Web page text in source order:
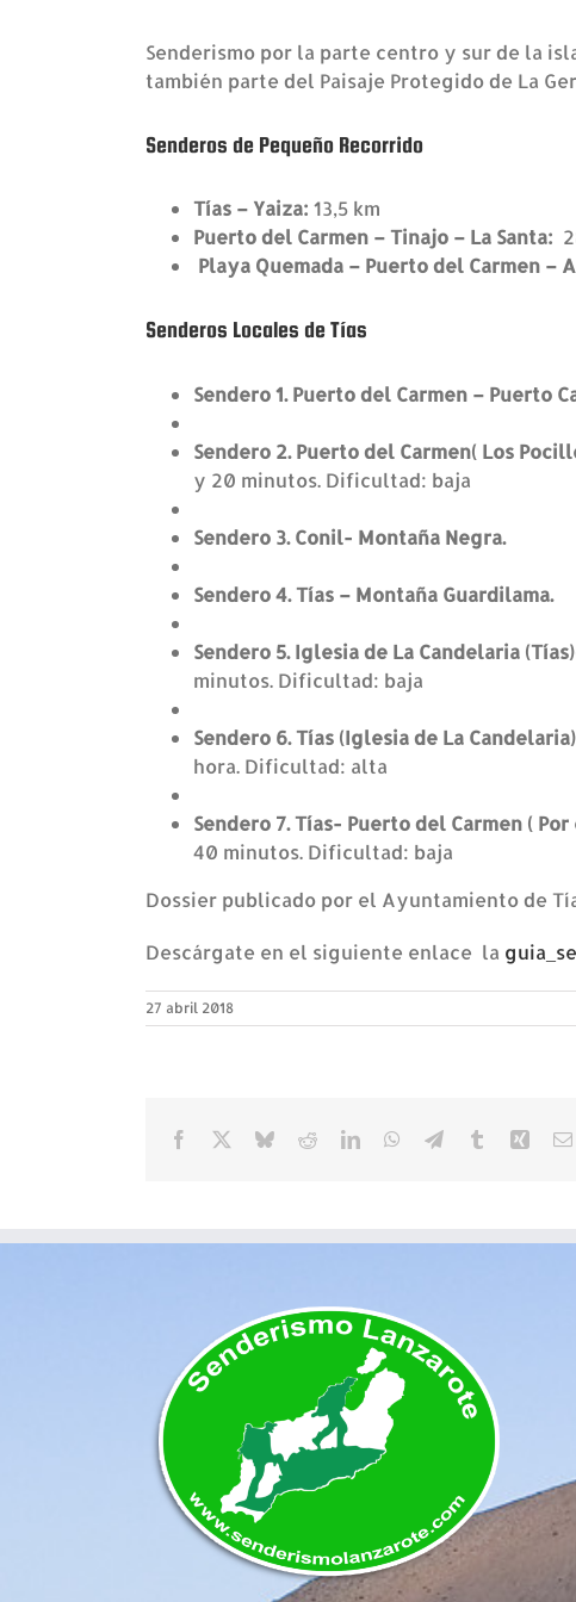
Senderismo por la parte centro y sur de la
también parte del Paisaje Protegido de La
Senderos de Pequeño Recorrido
Tías – Yaiza: 13,5 km
Puerto del Carmen – Tinajo – La Santa:
Playa Quemada – Puerto del Carmen –
Senderos Locales de Tías
Sendero 1. Puerto del Carmen –
Sendero 2. Puerto del Carmen(
y 20 minutos. Dificultad: baja
Sendero 3. Conil- Montaña
Sendero 4. Tías – Montaña
Sendero 5. Iglesia de La
minutos. Dificultad: baja
Sendero 6. Tías (Iglesia de
hora. Dificultad: alta
Sendero 7. Tías- Puerto
40 minutos. Dificultad: baja
Dossier publicado por el Ayuntamiento de
Descárgate en el siguiente enlace la
27 abril 2018
Facebook BlueskyRedditLinkedInWhatsApp
TelegramTumblrXing